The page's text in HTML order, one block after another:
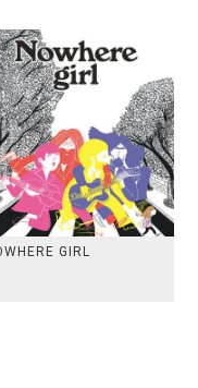
GIRL